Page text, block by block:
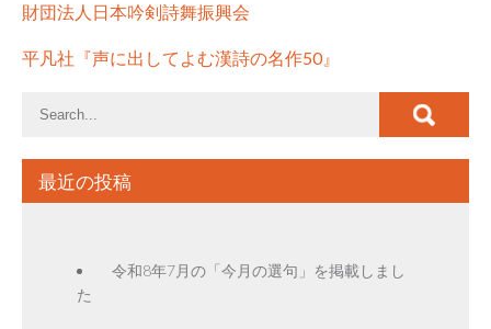
財団法人日本吟剣詩舞振興会
平凡社『声に出してよむ漢詩の名作50』
最近の投稿
令和8年7月の「今月の選句」を掲載しまし
た